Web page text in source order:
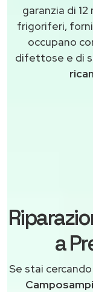
garanzia di
frigoriferi,
occupano
difettose e di
a
Se stai